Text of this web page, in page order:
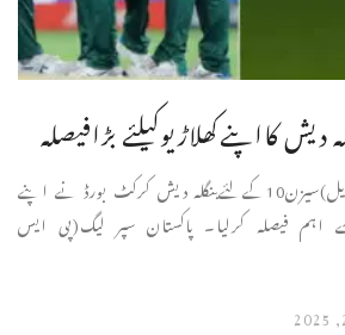
پاکستان سپرلیگ(پی ایس ایل)سیزن10کےلئےبنگلہ دیش کرکٹ بورڈ نے اپنے
فیصلہ کرلیا۔ پاکستان سپر لیگ(پی ایس